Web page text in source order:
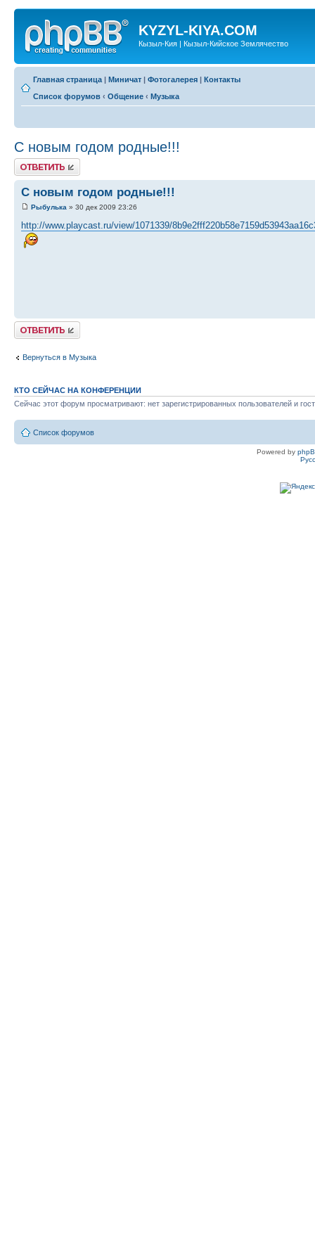
KYZYL-KIYA.COM
Кызыл-Кия | Кызыл-Кийское Землячество
Главная страница | Миничат | Фотогалерея | Контакты
Список форумов ‹ Общение ‹ Музыка
С новым годом родные!!!
Ответить
С новым годом родные!!!
Рыбулька » 30 дек 2009 23:26
http://www.playcast.ru/view/1071339/
Ответить
Вернуться в Музыка
КТО СЕЙЧАС НА КОНФЕРЕНЦИИ
Сейчас этот форум просматривают: нет зарегистрированных пользователей и
Список форумов
Powered by